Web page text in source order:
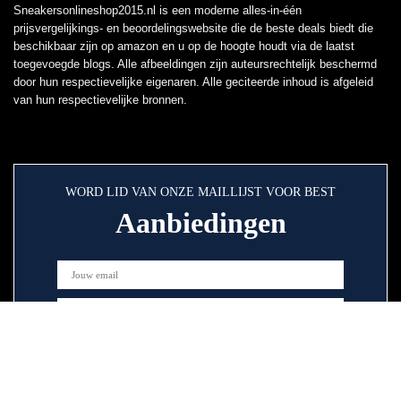
Sneakersonlineshop2015.nl is een moderne alles-in-één
prijsvergelijkings- en beoordelingswebsite die de beste deals biedt die
beschikbaar zijn op amazon en u op de hoogte houdt via de laatst
toegevoegde blogs. Alle afbeeldingen zijn auteursrechtelijk beschermd
door hun respectievelijke eigenaren. Alle geciteerde inhoud is afgeleid
van hun respectievelijke bronnen.
WORD LID VAN ONZE MAILLIJST VOOR BEST
Aanbiedingen